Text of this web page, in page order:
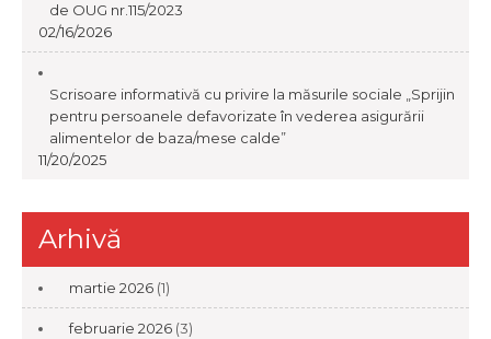
de OUG nr.115/2023
02/16/2026
Scrisoare informativă cu privire la măsurile sociale „Sprijin
pentru persoanele defavorizate în vederea asigurării
alimentelor de baza/mese calde”
11/20/2025
Arhivă
martie 2026 (1)
februarie 2026 (3)